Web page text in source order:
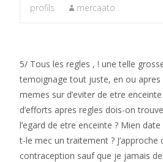
profils
mercaato .
5/ Tous les regles , ! une telle
temoignage tout juste, en ou apres
memes sur d’eviter de etre
d’efforts apres regles dois-on
l’egard de etre enceinte ? Mien
t-le mec un traitement ? J’approche
contraception sauf que je jamais